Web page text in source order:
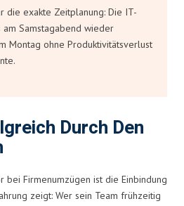
die exakte Zeitplanung: Die IT-
Samstagabend wieder
Montag ohne Produktivitätsverlust
Durch Den
bei Firmenumzügen ist die Einbindung
zeigt: Wer sein Team frühzeitig